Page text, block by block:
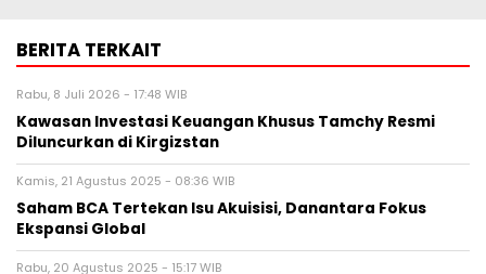
BERITA TERKAIT
Rabu, 8 Juli 2026 - 17:48 WIB
Kawasan Investasi Keuangan Khusus Tamchy Resmi
Diluncurkan di Kirgizstan
Kamis, 21 Agustus 2025 - 08:36 WIB
Saham BCA Tertekan Isu Akuisisi, Danantara Fokus
Ekspansi Global
Rabu, 20 Agustus 2025 - 15:17 WIB